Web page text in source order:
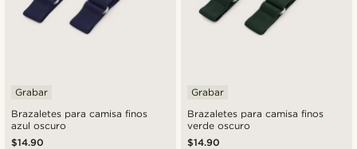
Brazaletes para camisa finos
azul oscuro
Grabar
$14.90
Brazaletes para camisa finos
verde oscuro
Grabar
$14.90